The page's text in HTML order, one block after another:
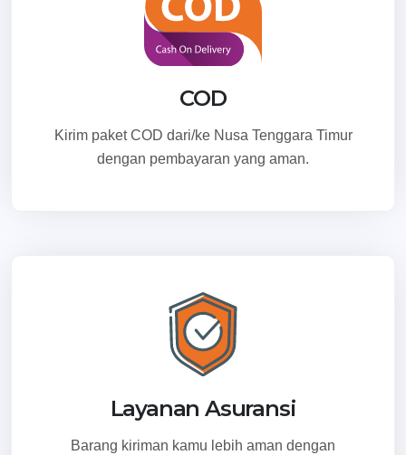
COD
Kirim paket COD dari/ke Nusa Tenggara Timur
dengan pembayaran yang aman.
Layanan Asuransi
Barang kiriman kamu lebih aman dengan